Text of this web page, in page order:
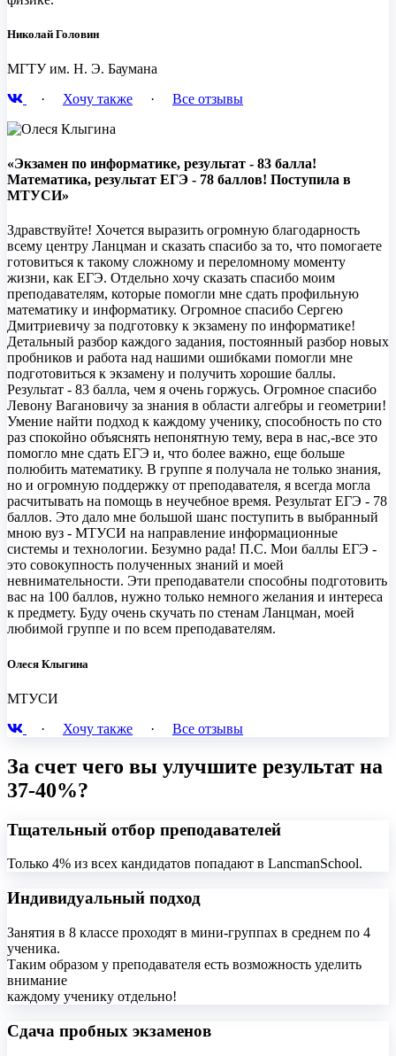
Николай Головин
МГТУ им. Н. Э. Баумана
· Хочу также · Все отзывы
«Экзамен по информатике, результат - 83 балла!
Математика, результат ЕГЭ - 78 баллов! Поступила в
МТУСИ»
Здравствуйте! Хочется выразить огромную благодарность
всему центру Ланцман и сказать спасибо за то, что помогаете
готовиться к такому сложному и переломному моменту
жизни, как ЕГЭ. Отдельно хочу сказать спасибо моим
преподавателям, которые помогли мне сдать профильную
математику и информатику. Огромное спасибо Сергею
Дмитриевичу за подготовку к экзамену по информатике!
Детальный разбор каждого задания, постоянный разбор новых
пробников и работа над нашими ошибками помогли мне
подготовиться к экзамену и получить хорошие баллы.
Результат - 83 балла, чем я очень горжусь. Огромное спасибо
Левону Вагановичу за знания в области алгебры и геометрии!
Умение найти подход к каждому ученику, способность по сто
раз спокойно объяснять непонятную тему, вера в нас,-все это
помогло мне сдать ЕГЭ и, что более важно, еще больше
полюбить математику. В группе я получала не только знания,
но и огромную поддержку от преподавателя, я всегда могла
расчитывать на помощь в неучебное время. Результат ЕГЭ - 78
баллов. Это дало мне большой шанс поступить в выбранный
мною вуз - МТУСИ на направление информационные
системы и технологии. Безумно рада! П.С. Мои баллы ЕГЭ -
это совокупность полученных знаний и моей
невнимательности. Эти преподаватели способны подготовить
вас на 100 баллов, нужно только немного желания и интереса
к предмету. Буду очень скучать по стенам Ланцман, моей
любимой группе и по всем преподавателям.
Олеся Клыгина
МТУСИ
· Хочу также · Все отзывы
За счет чего вы улучшите результат на
37-40%?
Тщательный отбор преподавателей
Только 4% из всех кандидатов попадают в LancmanSchool.
Индивидуальный подход
Занятия в 8 классе проходят в мини-группах в среднем по 4
ученика.
Таким образом у преподавателя есть возможность уделить
внимание
каждому ученику отдельно!
Сдача пробных экзаменов